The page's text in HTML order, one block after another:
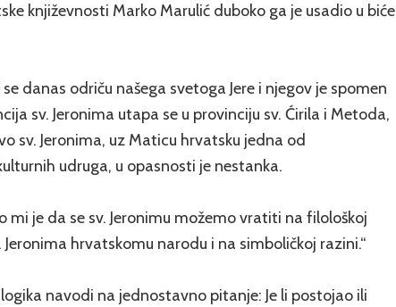
književnosti Marko Marulić duboko ga je usadio u biće
danas odriču našega svetoga Jere i njegov je spomen
sv. Jeronima utapa se u provinciju sv. Ćirila i Metoda,
sv. Jeronima, uz Maticu hrvatsku jedna od
udruga, u opasnosti je nestanka.
mi je da se sv. Jeronimu možemo vratiti na filološkoj
hrvatskomu narodu i na simboličkoj razini.“
navodi na jednostavno pitanje: Je li postojao ili